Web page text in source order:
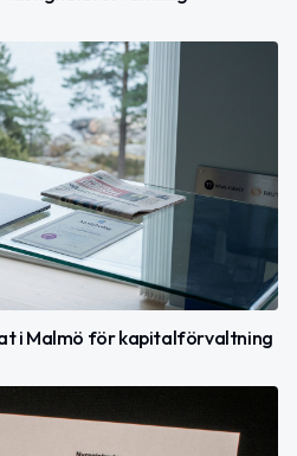
i Malmö för kapitalförvaltning